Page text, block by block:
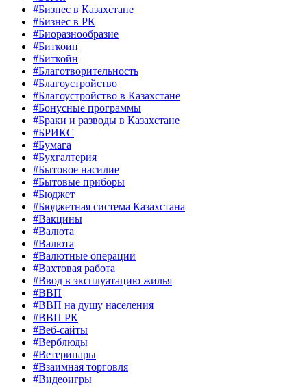
#Бизнес в Казахстане
#Бизнес в РК
#Биоразнообразие
#Биткоин
#Биткойн
#Благотворительность
#Благоустройство
#Благоустройство в Казахстане
#Бонусные программы
#Браки и разводы в Казахстане
#БРИКС
#Бумага
#Бухгалтерия
#Бытовое насилие
#Бытовые приборы
#Бюджет
#Бюджетная система Казахстана
#Вакцины
#Валюта
#Валюта
#Валютные операции
#Вахтовая работа
#Ввод в эксплуатацию жилья
#ВВП
#ВВП на душу населения
#ВВП РК
#Веб-сайты
#Верблюды
#Ветеринары
#Взаимная торговля
#Видеоигры